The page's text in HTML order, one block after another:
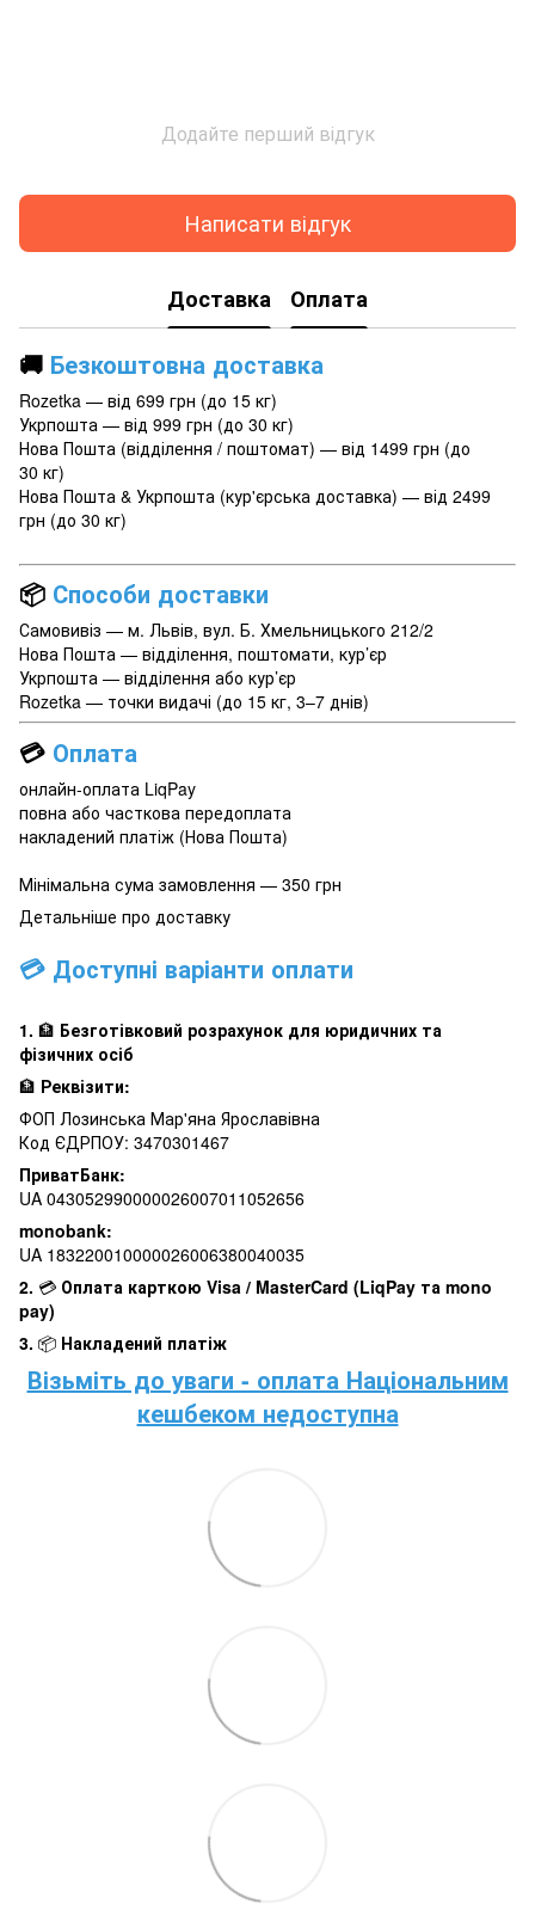
Додайте перший відгук
Написати відгук
Доставка Оплата
🚚 Безкоштовна доставка
Rozetka — від 699 грн (до 15 кг)
Укрпошта — від 999 грн (до 30 кг)
Нова Пошта (відділення / поштомат) — від 1499 грн (до
30 кг)
Нова Пошта & Укрпошта (кур'єрська доставка) — від 2499
грн (до 30 кг)
📦 Способи доставки
Самовивіз — м. Львів, вул. Б. Хмельницького 212/2
Нова Пошта — відділення, поштомати, кур’єр
Укрпошта — відділення або кур’єр
Rozetka — точки видачі (до 15 кг, 3–7 днів)
💳 Оплата
онлайн-оплата LiqPay
повна або часткова передоплата
накладений платіж (Нова Пошта)
Мінімальна сума замовлення — 350 грн
Детальніше про доставку
💳 Доступні варіанти оплати
1. 🏦 Безготівковий розрахунок для юридичних та
фізичних осіб
🏦 Реквізити:
ФОП Лозинська Мар'яна Ярославівна
Код ЄДРПОУ: 3470301467
ПриватБанк:
UA 043052990000026007011052656
monobank:
UA 183220010000026006380040035
2. 💳 Оплата карткою Visa / MasterCard (LiqPay та mono
pay)
3. 📦 Накладений платіж
Візьміть до уваги - оплата Національним
кешбеком недоступна